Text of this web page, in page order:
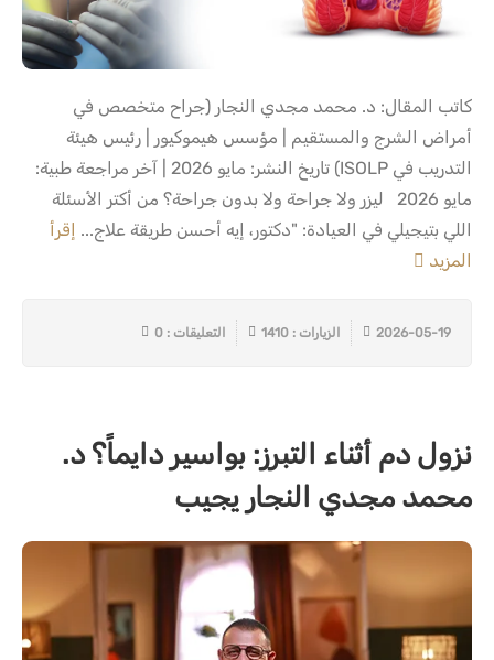
كاتب المقال: د. محمد مجدي النجار (جراح متخصص في
أمراض الشرج والمستقيم | مؤسس هيموكيور | رئيس هيئة
التدريب في ISOLP) تاريخ النشر: مايو 2026 | آخر مراجعة طبية:
مايو 2026 ليزر ولا جراحة ولا بدون جراحة؟ من أكتر الأسئلة
اللي بتيجيلي في العيادة: "دكتور، إيه أحسن طريقة علاج... إقرأ
المزيد
2026-05-19 الزيارات : 1410 التعليقات : 0
نزول دم أثناء التبرز: بواسير دايماً؟ د.
محمد مجدي النجار يجيب